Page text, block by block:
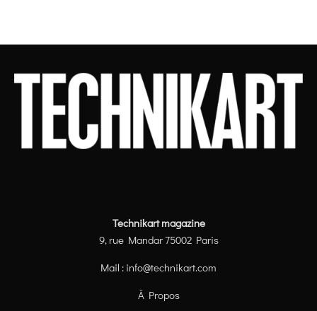
Technikart magazine
9, rue Mandar 75002 Paris
Mail : info@technikart.com
À Propos